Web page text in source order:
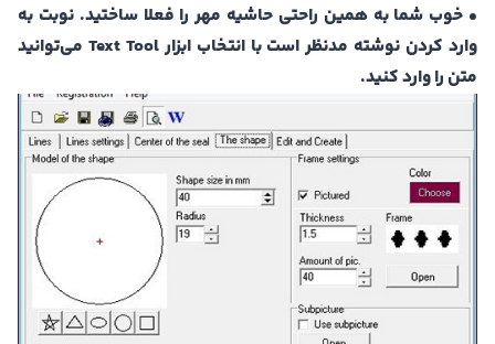
• خوب شما به همین راحتی حاشیه مهر را فعلا ساختید. نوبت به
وارد کردن نوشته مدنظر است با انتخاب ابزار Text Tool می‌توانید
متن را وارد کنید.